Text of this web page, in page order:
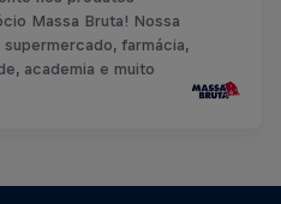
esquerdo
Massa Bruta! Nossa
farmácia,
academia e muito